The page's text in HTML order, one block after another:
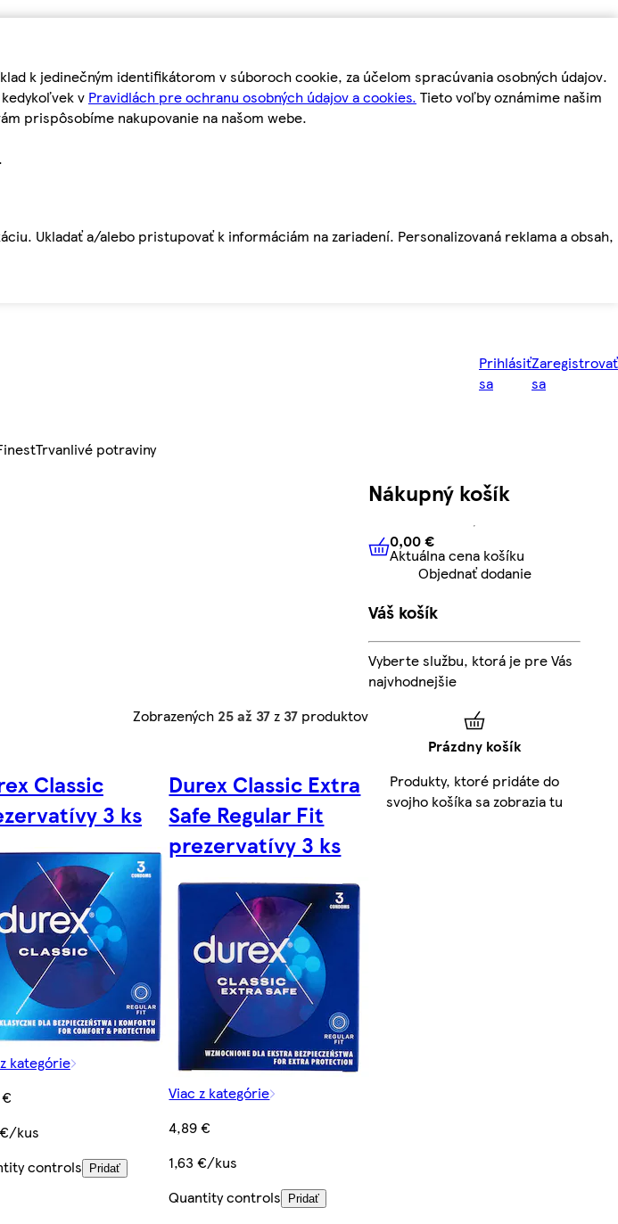
k jedinečným identifikátorom v súboroch cookie, za účelom spracúvania osobných údajov.
v Pravidlách pre ochranu osobných údajov a cookies. Tieto voľby oznámime našim
prispôsobíme nakupovanie na našom webe.
Ukladať a/alebo pristupovať k informáciám na zariadení. Personalizovaná reklama a obsah,
Prihlásiť
sa
Zaregistrovať
sa
Trvanlivé potraviny
Zobrazených 25 až 37z37 produktov
Classic
3 ks
kategórie
kus
controls
Pridať
Durex Classic Extra
Safe Regular Fit
prezervatívy 3 ks
Viac z kategórie
4,89 €
1,63 €/kus
Quantity controls
Pridať
Nákupný košík
0,00 € Aktuálna cena košíku
0,00 €
Aktuálna cena košíku
Objednať dodanie
Váš košík
Vyberte službu, ktorá je pre Vás
najvhodnejšie
Prázdny košík
Produkty, ktoré pridáte do
svojho košíka sa zobrazia tu